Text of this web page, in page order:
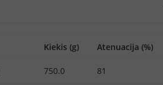
Kiekis (g) Atenuacija (%)
750.0 81